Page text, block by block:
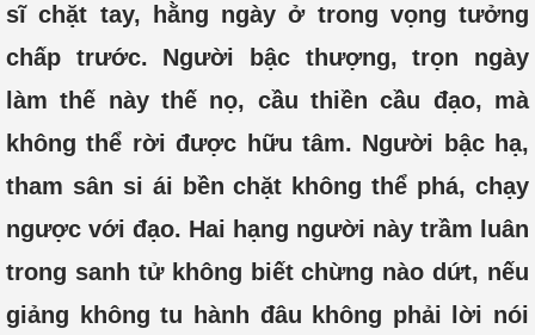
sĩ chặt tay, hằng ngày ở trong vọng tưởng
chấp trước. Người bậc thượng, trọn ngày
làm thế này thế nọ, cầu thiền cầu đạo, mà
không thể rời được hữu tâm. Người bậc hạ,
tham sân si ái bền chặt không thể phá, chạy
ngược với đạo. Hai hạng người này trầm luân
trong sanh tử không biết chừng nào dứt, nếu
giảng không tu hành đâu không phải lời nói